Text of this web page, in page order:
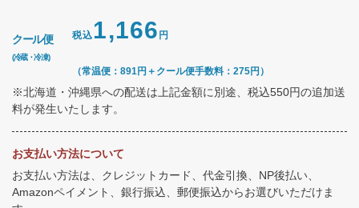
クール便
(冷蔵・冷凍)
税込1,166 円
（常温便：891円＋クール便手数料：275円）
※北海道・沖縄県への配送は上記金額に別途、税込550円の追加送
料が発生いたします。
お支払い方法について
お支払い方法は、クレジットカード、代金引換、NP後払い、
Amazonペイメント、銀行振込、郵便振込からお選びいただけま